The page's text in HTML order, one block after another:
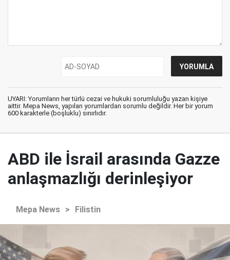
UYARI: Yorumların her türlü cezai ve hukuki sorumluluğu yazan kişiye
aittir. Mepa News, yapılan yorumlardan sorumlu değildir. Her bir yorum
600 karakterle (boşluklu) sınırlıdır.
ABD ile İsrail arasında Gazze
anlaşmazlığı derinleşiyor
Mepa News > Filistin